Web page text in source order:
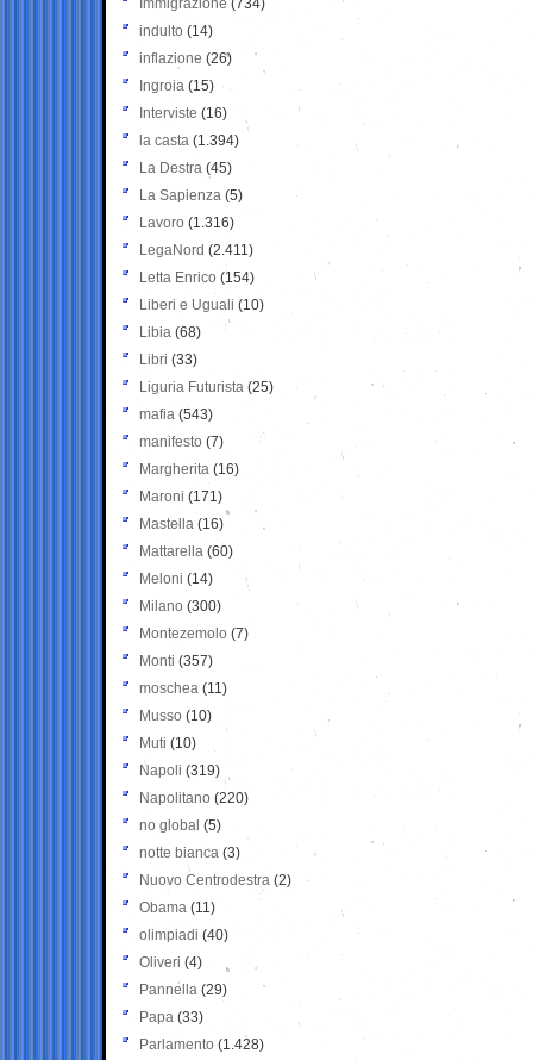
Immigrazione (734)
indulto (14)
inflazione (26)
Ingroia (15)
Interviste (16)
la casta (1.394)
La Destra (45)
La Sapienza (5)
Lavoro (1.316)
LegaNord (2.411)
Letta Enrico (154)
Liberi e Uguali (10)
Libia (68)
Libri (33)
Liguria Futurista (25)
mafia (543)
manifesto (7)
Margherita (16)
Maroni (171)
Mastella (16)
Mattarella (60)
Meloni (14)
Milano (300)
Montezemolo (7)
Monti (357)
moschea (11)
Musso (10)
Muti (10)
Napoli (319)
Napolitano (220)
no global (5)
notte bianca (3)
Nuovo Centrodestra (2)
Obama (11)
olimpiadi (40)
Oliveri (4)
Pannella (29)
Papa (33)
Parlamento (1.428)